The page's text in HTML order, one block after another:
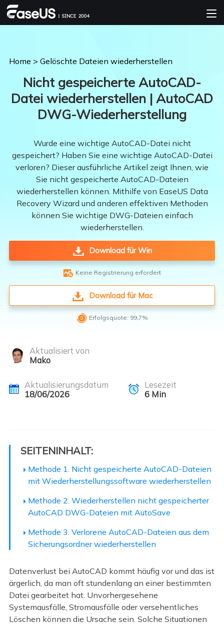
Home > Gelöschte Dateien wiederherstellen
Nicht gespeicherte AutoCAD-
Datei wiederherstellen | AutoCAD
DWG-Wiederherstellung
Wurde eine wichtige AutoCAD-Datei nicht
gespeichert? Haben Sie eine wichtige AutoCAD-Datei
verloren? Dieser ausführliche Artikel zeigt Ihnen, wie
Sie nicht gespeicherte AutoCAD-Dateien
wiederherstellen können. Mithilfe von EaseUS Data
Recovery Wizard und anderen effektiven Methoden
können Sie wichtige DWG-Dateien einfach
wiederherstellen.
Download für Win
 Keine Registrierung erfordert
Download für Mac
 Erfolgsquote: 99,7%
Aktualisiert von
Mako
Aktualisierungsdatum
18/06/2026
Lesezeit
6Min
SEITENINHALT:
Methode 1. Nicht gespeicherte AutoCAD-Dateien
mit Wiederherstellungssoftware wiederherstellen
Methode 2. Wiederherstellen nicht gespeicherter
AutoCAD DWG-Dateien mit AutoSave
Methode 3. Verlorene AutoCAD-Dateien aus dem
Sicherungsordner wiederherstellen
Datenverlust bei AutoCAD kommt häufig vor und das ist
ärgerlich, da man oft stundenlang an einer bestimmten
Datei gearbeitet hat. Unvorhergesehene
Systemausfälle, Stromausfälle oder versehentliches
Löschen können die Ursache sein. Solche Situationen